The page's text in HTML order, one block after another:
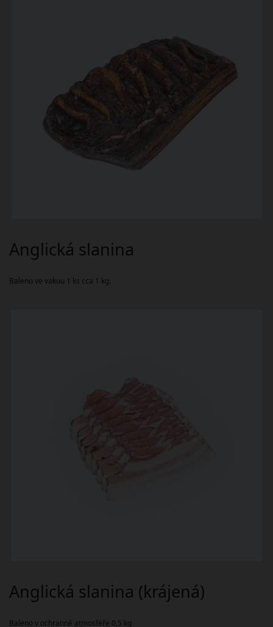
Baleno ve vakuu 1 ks cca 1 kg.
Anglická slanina
Baleno v ochranné atmosféře 0,5 kg
Anglická slanina (krájená)